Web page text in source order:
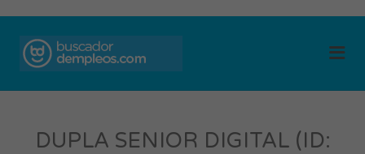
DUPLA SENIOR DIGITAL (ID: